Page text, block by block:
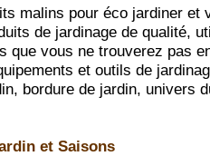
malins pour éco jardiner et
de jardinage de qualité,
que vous ne trouverez pas
et outils de
bordure de jardin, univers
et Saisons